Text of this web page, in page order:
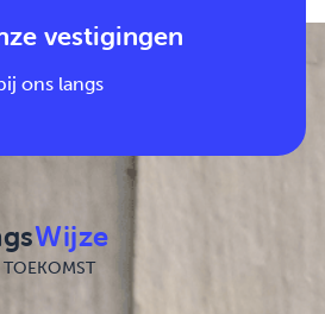
vestigingen
ons langs
Wijze